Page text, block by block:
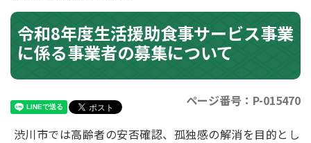
令和8年度生活援助食事サービス事業
に係る事業者の募集について
ページ番号：P-015470
渋川市では高齢者の安否確認、孤独感の解消を目的とし